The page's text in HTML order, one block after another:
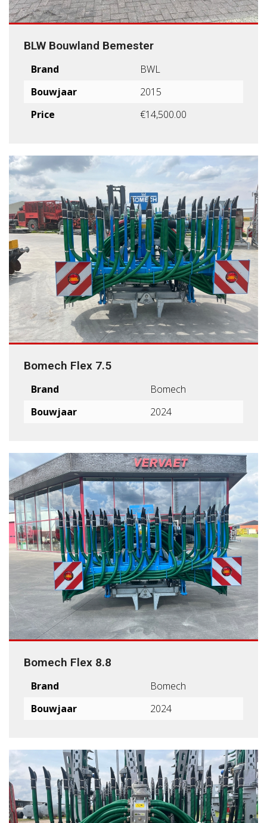
BLW Bouwland Bemester
Brand
BWL
Bouwjaar
2015
Price
€14,500.00
Bomech Flex 7.5
Brand
Bomech
Bouwjaar
2024
Bomech Flex 8.8
Brand
Bomech
Bouwjaar
2024